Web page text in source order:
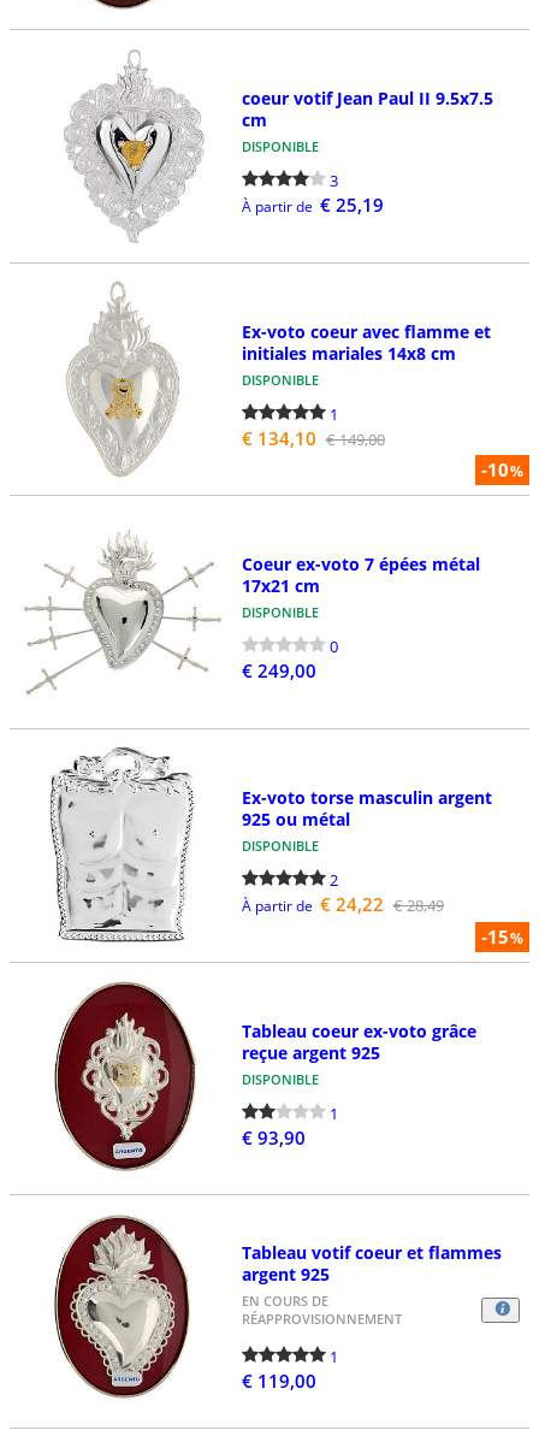
coeur votif Jean Paul II 9.5x7.5
cm
DISPONIBLE
3
À partir de € 25,19
-10%
Ex-voto coeur avec flamme et
initiales mariales 14x8 cm
DISPONIBLE
1
€ 134,10 € 149,00
Coeur ex-voto 7 épées métal
17x21 cm
DISPONIBLE
0
€ 249,00
-15%
Ex-voto torse masculin argent
925 ou métal
DISPONIBLE
2
À partir de € 24,22 € 28,49
Tableau coeur ex-voto grâce
reçue argent 925
DISPONIBLE
1
€ 93,90
Tableau votif coeur et flammes
argent 925
EN COURS DE
RÉAPPROVISIONNEMENT
1
€ 119,00